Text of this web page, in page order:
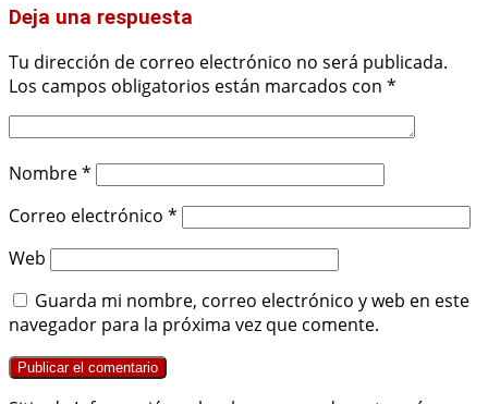
Deja una respuesta
Tu dirección de correo electrónico no será publicada.
Los campos obligatorios están marcados con *
Nombre*
Correo electrónico *
Web
Guarda mi nombre, correo electrónico y web en este
navegador para la próxima vez que comente.